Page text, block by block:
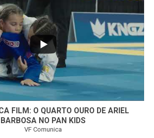
...
FILM: O QUARTO OURO DE ARIEL
BARBOSA NO PAN KIDS
VF Comunica